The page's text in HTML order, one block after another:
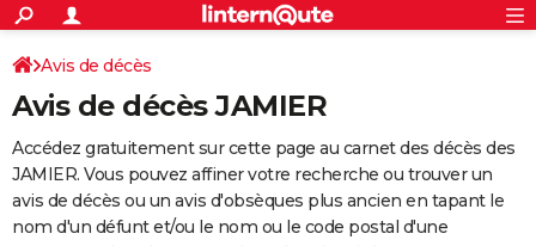
ACTUALITÉS
Politique
Société
Faits Divers
Education
Monde
Villes
+
SPORT
Coupe du monde 2026
Football
Tennis
Cyclisme
Rugby
Forum
Programme TV
TNT
Streaming
Cinéma
Sorties cinéma
Musique
+
FINANCE
Retraite
Epargne
Immobilier
Risques naturels par ville
Banque
Assurance
AUTO
Avis de décès
Avis de décès JAMIER
Accédez gratuitement sur cette page au carnet des décès des
JAMIER. Vous pouvez affiner votre recherche ou trouver un
avis de décès ou un avis d'obsèques plus ancien en tapant le
nom d'un défunt et/ou le nom ou le code postal d'une